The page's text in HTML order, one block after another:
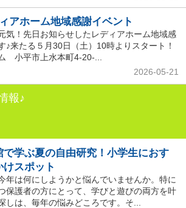
アホーム地域感謝イベント
気！先日お知らせしたレディアホーム地域感
♪来たる５月30日（土）10時よりスタート！
小平市上水本町4-20-...
2026-05-21
報♪
学ぶ夏の自由研究！小学生におす
スポット
年は何にしようかと悩んでいませんか。特に
保護者の方にとって、学びと遊びの両方を叶
しは、毎年の悩みどころです。そ...